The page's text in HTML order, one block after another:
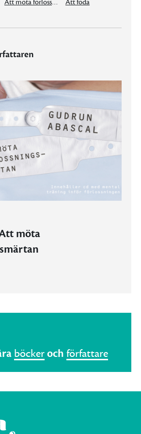
Att möta förlossningssmärtan Att föda
möta
böckeroch författare